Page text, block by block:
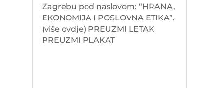
Zagrebu pod naslovom: “HRANA,
EKONOMIJA I POSLOVNA ETIKA”.
(više ovdje) PREUZMI LETAK
PREUZMI PLAKAT